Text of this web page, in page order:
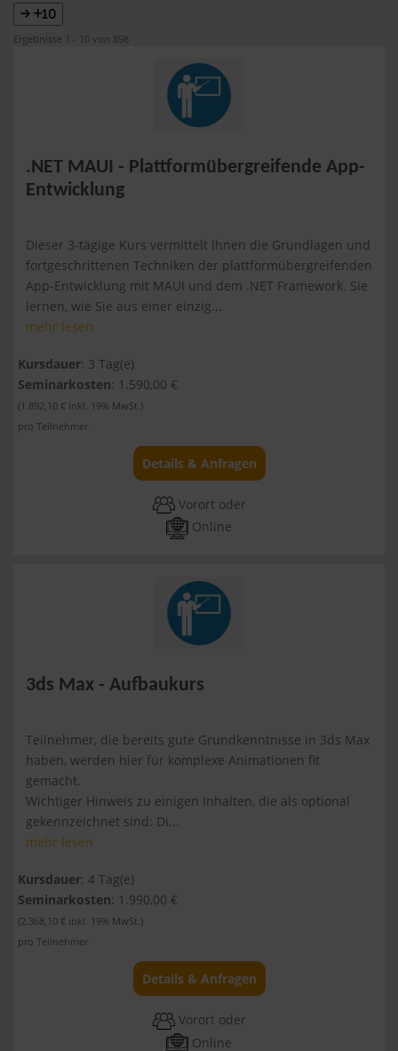
+10
Ergebnisse 1 - 10 von 898
.NET MAUI - Plattformübergreifende App-
Entwicklung
Dieser 3-tägige Kurs vermittelt Ihnen die Grundlagen und
fortgeschrittenen Techniken der plattformübergreifenden
App-Entwicklung mit MAUI und dem .NET Framework. Sie
lernen, wie Sie aus einer einzig...
mehr lesen
Kursdauer: 3 Tag(e)
Seminarkosten: 1.590,00 €
(1.892,10 € inkl. 19% MwSt.)
pro Teilnehmer
Details & Anfragen
Vorort oder
Online
3ds Max - Aufbaukurs
Teilnehmer, die bereits gute Grundkenntnisse in 3ds Max
haben, werden hier für komplexe Animationen fit
gemacht.
Wichtiger Hinweis zu einigen Inhalten, die als optional
gekennzeichnet sind: Di...
mehr lesen
Kursdauer: 4 Tag(e)
Seminarkosten: 1.990,00 €
(2.368,10 € inkl. 19% MwSt.)
pro Teilnehmer
Details & Anfragen
Vorort oder
Online